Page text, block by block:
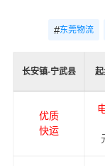
#东莞物流
长安镇-宁武县 起
优质
快运